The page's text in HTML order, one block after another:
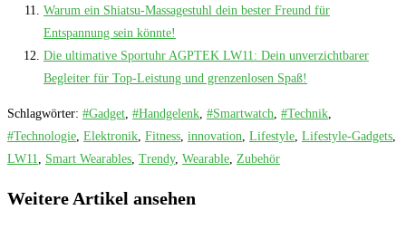
Warum ein Shiatsu-Massagestuhl dein bester Freund für
Entspannung sein könnte!
Die ultimative Sportuhr AGPTEK LW11: Dein unverzichtbarer
Begleiter für Top-Leistung und grenzenlosen Spaß!
Schlagwörter: #Gadget, #Handgelenk, #Smartwatch, #Technik,
#Technologie, Elektronik, Fitness, innovation, Lifestyle, Lifestyle-Gadgets,
LW11, Smart Wearables, Trendy, Wearable, Zubehör
Weitere Artikel ansehen